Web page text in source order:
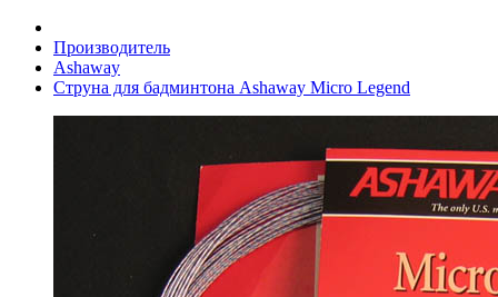
Производитель
Ashaway
Струна для бадминтона Ashaway Micro Legend